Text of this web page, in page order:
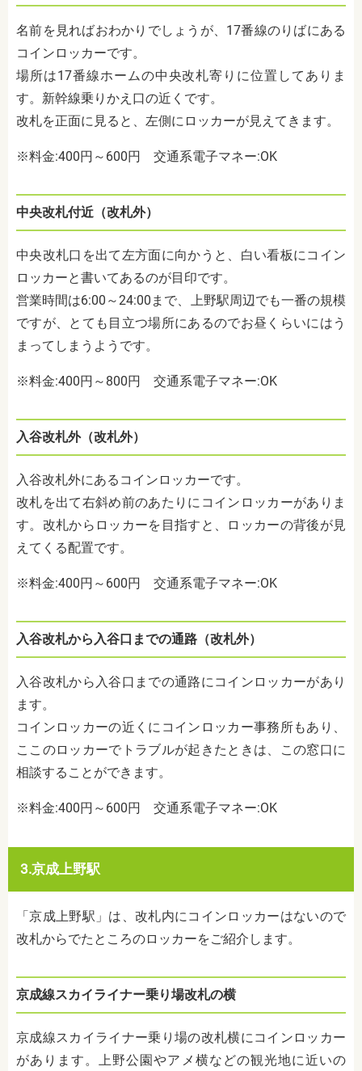
名前を見ればおわかりでしょうが、17番線のりばにある
コインロッカーです。
場所は17番線ホームの中央改札寄りに位置してありま
す。新幹線乗りかえ口の近くです。
改札を正面に見ると、左側にロッカーが見えてきます。
※料金:400円～600円 交通系電子マネー:OK
中央改札付近（改札外）
中央改札口を出て左方面に向かうと、白い看板にコイン
ロッカーと書いてあるのが目印です。
営業時間は6:00～24:00まで、上野駅周辺でも一番の規模
ですが、とても目立つ場所にあるのでお昼くらいにはう
まってしまうようです。
※料金:400円～800円 交通系電子マネー:OK
入谷改札外（改札外）
入谷改札外にあるコインロッカーです。
改札を出て右斜め前のあたりにコインロッカーがありま
す。改札からロッカーを目指すと、ロッカーの背後が見
えてくる配置です。
※料金:400円～600円 交通系電子マネー:OK
入谷改札から入谷口までの通路 （改札外）
入谷改札から入谷口までの通路にコインロッカーがあり
ます。
コインロッカーの近くにコインロッカー事務所もあり、
ここのロッカーでトラブルが起きたときは、この窓口に
相談することができます。
※料金:400円～600円 交通系電子マネー:OK
3.京成上野駅
「京成上野駅」は、改札内にコインロッカーはないので
改札からでたところのロッカーをご紹介します。
京成線スカイライナー乗り場改札の横
京成線スカイライナー乗り場の改札横にコインロッカー
があります。上野公園やアメ横などの観光地に近いの